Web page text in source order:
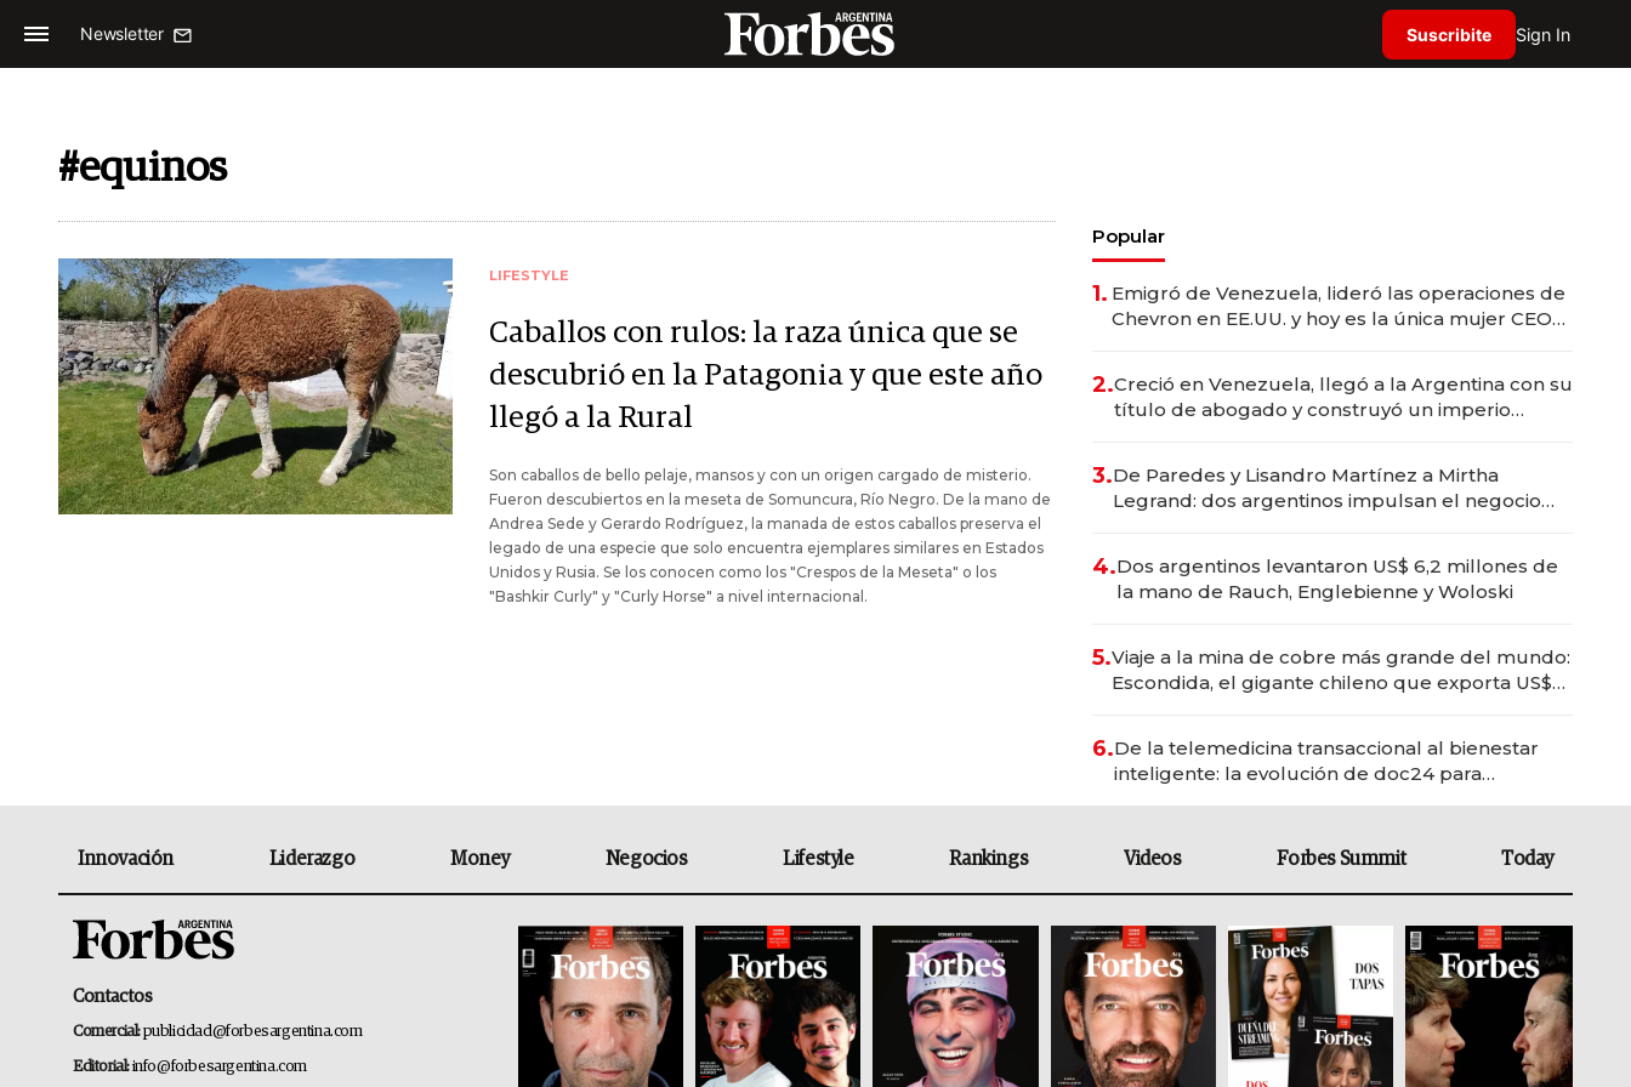
Newsletter Suscribite Sign In
#equinos
LIFESTYLE
Caballos con rulos: la raza única que se
descubrió en la Patagonia y que este año
llegó a la Rural
Son caballos de bello pelaje, mansos y con un origen cargado de misterio.
Fueron descubiertos en la meseta de Somuncura, Río Negro. De la mano de
Andrea Sede y Gerardo Rodríguez, la manada de estos caballos preserva el
legado de una especie que solo encuentra ejemplares similares en Estados
Unidos y Rusia. Se los conocen como los "Crespos de la Meseta" o los
"Bashkir Curly" y "Curly Horse" a nivel internacional.
Popular
1. Emigró de Venezuela, lideró las operaciones de
Chevron en EE.UU. y hoy es la única mujer CEO
2.Creció en Venezuela, llegó a la Argentina con su
título de abogado y construyó un imperio
3.De Paredes y Lisandro Martínez a Mirtha
Legrand: dos argentinos impulsan el negocio
4.Dos argentinos levantaron US$ 6,2 millones de
la mano de Rauch, Englebienne y Woloski
5.Viaje a la mina de cobre más grande del mundo:
Escondida, el gigante chileno que exporta US$
6.De la telemedicina transaccional al bienestar
inteligente: la evolución de doc24 para
Innovación Liderazgo Money Negocios Lifestyle Rankings Videos Forbes Summit Today
Contactos
Comercial:publicidad@forbesargentina.com
Editorial:info@forbesargentina.com